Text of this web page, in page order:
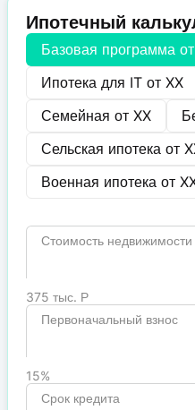
Ипотечный
Базовая программа от
Ипотека для IT от XX
Семейная от XX
Сельская ипотека от
Военная ипотека от
Стоимость недвижимости
375 тыс. Р
Первоначальный взнос
15%
Срок кредита